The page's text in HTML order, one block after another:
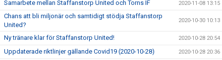
Samarbete mellan Staffanstorp United och Torns IF 2020-11-08 13:15
Chans att bli miljonär och samtidigt stödja Staffanstorp
United?
2020-10-30 10:13
Ny tränare klar för Staffanstorp United! 2020-10-28 20:54
Uppdaterade riktlinjer gällande Covid19 (2020-10-28) 2020-10-28 20:36